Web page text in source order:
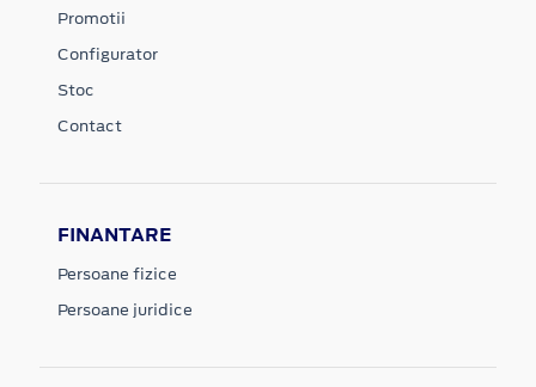
Promotii
Configurator
Stoc
Contact
FINANTARE
Persoane fizice
Persoane juridice